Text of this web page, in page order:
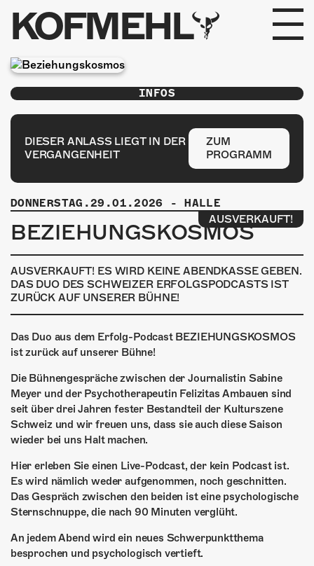
KOFMEHL
PROGRAMM
FABRIKGEFLÜSTER
GALERIE
FOTOGALERIE
PHOTOMAT
INFOS
KONTAKT
ÜBER UNS
GÖNNEREI
SHOP
MITMACHEN
INFOS
DIESER ANLASS LIEGT IN DER
VERGANGENHEIT
ZUM
PROGRAMM
DONNERSTAG.29.01.2026 - HALLE
BEZIEHUNGS­KOSMOS
AUSVERKAUFT!
AUSVERKAUFT! ES WIRD KEINE ABENDKASSE GEBEN.
DAS DUO DES SCHWEIZER ERFOLGSPODCASTS IST
ZURÜCK AUF UNSERER BÜHNE!
Das Duo aus dem Erfolg-Podcast BEZIEHUNGSKOSMOS
ist zurück auf unserer Bühne!
Die Bühnengespräche zwischen der Journalistin Sabine
Meyer und der Psychotherapeutin Felizitas Ambauen sind
seit über drei Jahren fester Bestandteil der Kulturszene
Schweiz und wir freuen uns, dass sie auch diese Saison
wieder bei uns Halt machen.
Hier erleben Sie einen Live-Podcast, der kein Podcast ist.
Es wird nämlich weder aufgenommen, noch geschnitten.
Das Gespräch zwischen den beiden ist eine psychologische
Sternschnuppe, die nach 90 Minuten verglüht.
An jedem Abend wird ein neues Schwerpunktthema
besprochen und psychologisch vertieft.